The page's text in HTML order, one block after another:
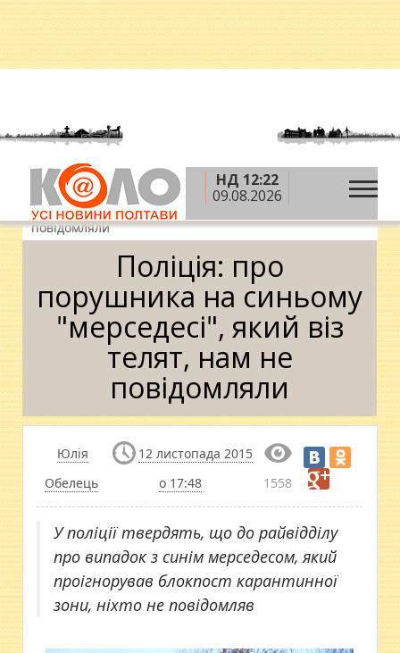
НД 12:22
09.08.2026
Головна » Новини »
Поліція: про порушника на
синьому "мерседесі", який віз телят, нам не
повідомляли
Поліція: про
порушника на синьому
"мерседесі", який віз
телят, нам не
повідомляли
Юлія
Обелець
12 листопада 2015
о 17:48
1558
У поліції твердять, що до райвідділу
про випадок з синім мерседесом, який
проігнорував блокпост карантинної
зони, ніхто не повідомляв